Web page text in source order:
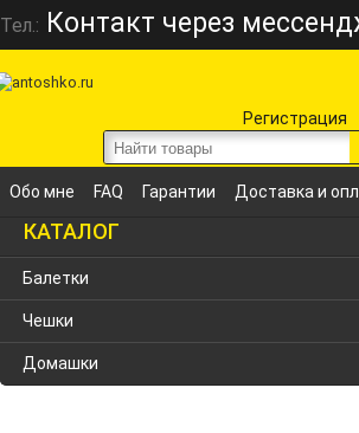
Тел.: Контакт через
Регистрация
Обо мне FAQ Гарантии Доставка и
КАТАЛОГ
Балетки
Чешки
Домашки